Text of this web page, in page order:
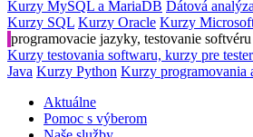
Kurzy MySQL a MariaDB Dátová
Kurzy SQL Kurzy Oracle Kurzy
programovacie jazyky, testovanie softvéru
Kurzy testovania softwaru, kurzy pre
Java Kurzy Python Kurzy programovania
Aktuálne
Pomoc s výberom